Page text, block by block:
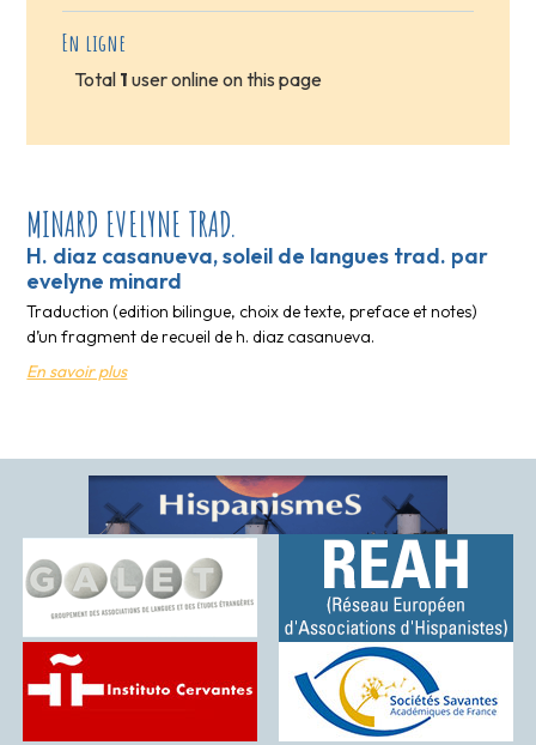
En ligne
Total 1 user online on this page
MINARD EVELYNE TRAD.
H. diaz casanueva, soleil de langues trad. par
evelyne minard
Traduction (edition bilingue, choix de texte, preface et notes)
d’un fragment de recueil de h. diaz casanueva.
En savoir plus